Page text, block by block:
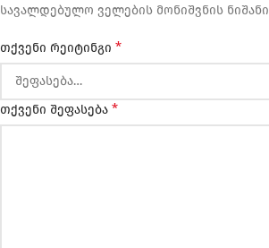
სავალდებულო ველების მონიშვნის ნიშანი
თქვენი რეიტინგი *
თქვენი შეფასება *